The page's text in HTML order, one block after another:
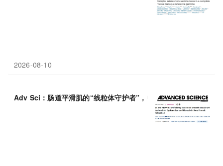
2026-08-10
Adv Sci：肠道平滑肌的“线粒体守护者”，中国学者发现BIN1与